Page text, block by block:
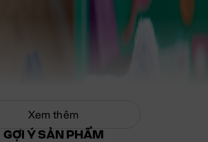
Xem thêm
GỢI Ý SẢN PHẨM